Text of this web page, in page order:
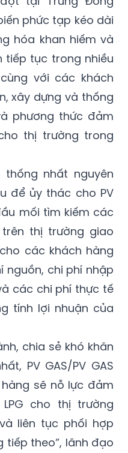
phức tạp kéo dài
hóa khan hiếm và
tục trong nhiều
với các khách
xây dựng và thống
phương thức đảm
thị trường trong
nhất nguyên
để ủy thác cho PV
mối tìm kiếm các
trên thị trường giao
các khách hàng
nguồn, chi phí nhập
các chi phí thực tế
tính lợi nhuận của
chia sẻ khó khăn
PV GAS/PV GAS
hàng sẽ nỗ lực đảm
cho thị trường
liên tục phối hợp
theo”, lãnh đạo